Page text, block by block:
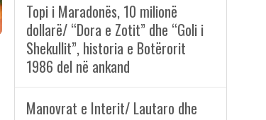
Topi i Maradonës, 10 milionë
dollarë/ “Dora e Zotit” dhe “Goli i
Shekullit”, historia e Botërorit
1986 del në ankand
Manovrat e Interit/ Lautaro dhe